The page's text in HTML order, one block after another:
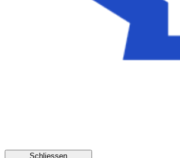
Schliessen